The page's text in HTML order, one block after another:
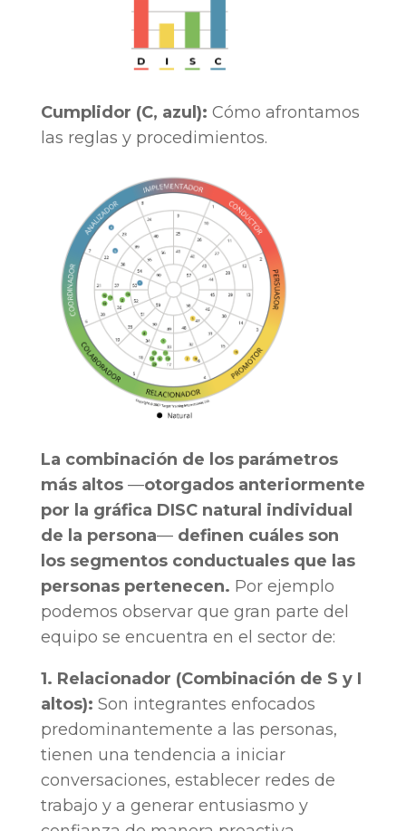
Cumplidor (C, azul): Cómo afrontamos
las reglas y procedimientos.
La combinación de los parámetros
más altos —otorgados anteriormente
por la gráfica DISC natural individual
de la persona— definen cuáles son
los segmentos conductuales que las
personas pertenecen. Por ejemplo
podemos observar que gran parte del
equipo se encuentra en el sector de:
1. Relacionador (Combinación de S y I
altos): Son integrantes enfocados
predominantemente a las personas,
tienen una tendencia a iniciar
conversaciones, establecer redes de
trabajo y a generar entusiasmo y